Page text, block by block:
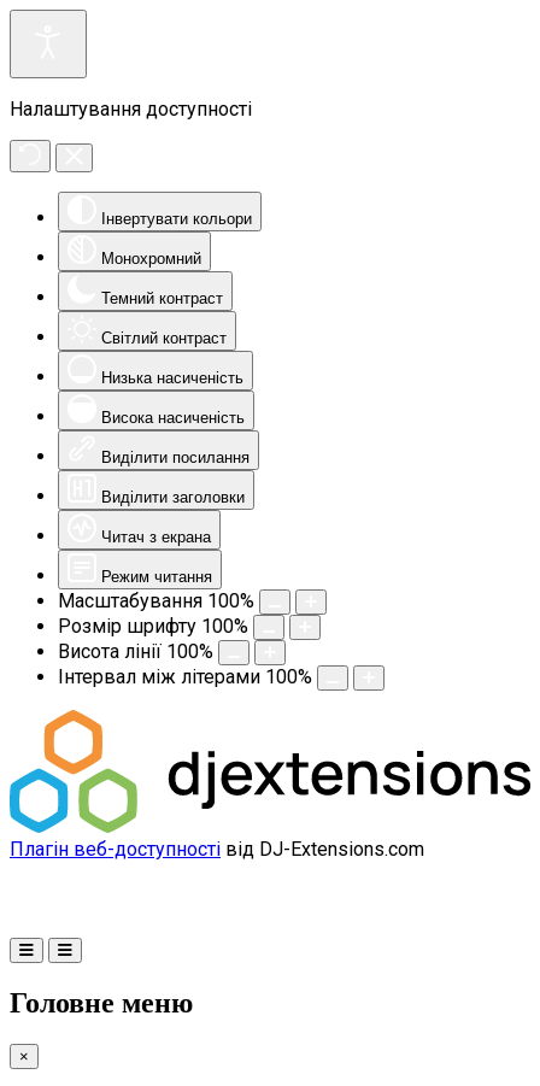
Налаштування доступності
Інвертувати кольори
Монохромний
Темний контраст
Світлий контраст
Низька насиченість
Висока насиченість
Виділити посилання
Виділити заголовки
Читач з екрана
Режим читання
Масштабування 100%
Розмір шрифту 100%
Висота лінії 100%
Інтервал між літерами 100%
Плагін веб-доступності від DJ-Extensions.com
Головне меню
×